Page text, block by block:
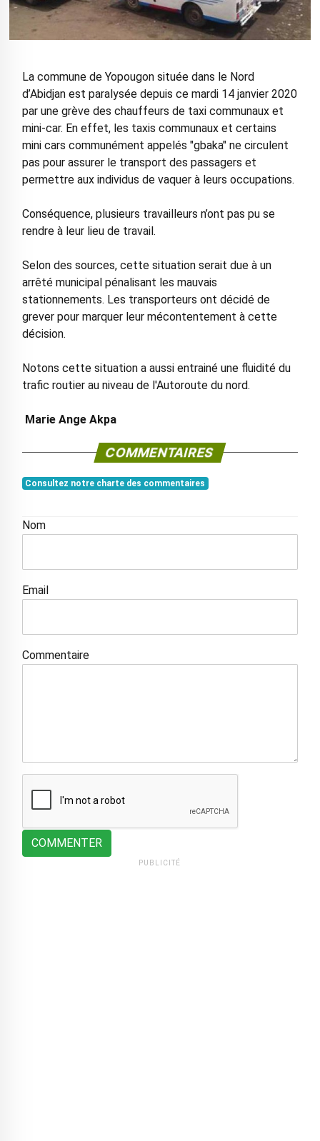
La commune de Yopougon située dans le Nord
d’Abidjan est paralysée depuis ce mardi 14 janvier 2020
par une grève des chauffeurs de taxi communaux et
mini-car. En effet, les taxis communaux et certains
mini cars communément appelés "gbaka" ne circulent
pas pour assurer le transport des passagers et
permettre aux individus de vaquer à leurs occupations.
Conséquence, plusieurs travailleurs n’ont pas pu se
rendre à leur lieu de travail.
Selon des sources, cette situation serait due à un
arrêté municipal pénalisant les mauvais
stationnements. Les transporteurs ont décidé de
grever pour marquer leur mécontentement à cette
décision.
Notons cette situation a aussi entrainé une fluidité du
trafic routier au niveau de l'Autoroute du nord.
Marie Ange Akpa
COMMENTAIRES
Consultez notre charte des commentaires
Nom
Email
Commentaire
COMMENTER
PUBLICITÉ